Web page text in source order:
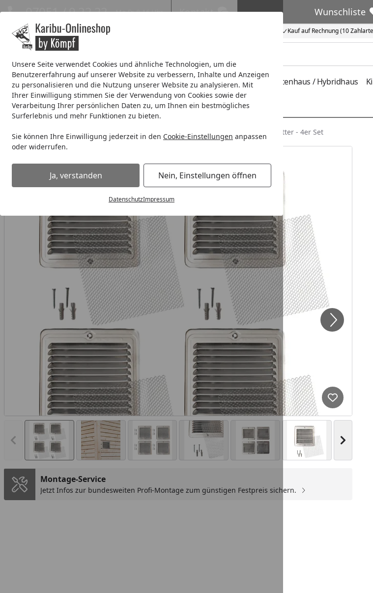
Unsere Seite verwendet Cookies und ähnliche Technologien, um die
Benutzererfahrung auf unserer Website zu verbessern, Inhalte und Anzeigen
zu personalisieren und die Nutzung unserer Website zu analysieren. Mit
Ihrer Einwilligung stimmen Sie der Verwendung von Cookies sowie der
Verarbeitung Ihrer persönlichen Daten zu, um Ihnen ein bestmögliches
Surferlebnis und mehr Funktionen zu bieten.
Sie können Ihre Einwilligung jederzeit in den Cookie-Einstellungen anpassen
oder widerrufen.
Ja, verstanden Nein, Einstellungen öffnen
DatenschutzImpressum
Eigene Montage-Teams Kauf auf Rechnung (10
07051 / 9 22 22 Mo-Fr. 8-16 Uhr Kontakt Wunschliste
Wunschliste
Systemhaus Blockbohlenhaus Gartenhäuser Expresslieferung Metallgartenhaus / Hybridhaus
Wellness % Sale %
Startseite
Lüftungsgitter für Gartenhäuser inkl. Befestigungsmaterial & Insektenschutzgitter - 4er Set
Vorheriges Bild anzeigen
Produkt
Montage-Service
Jetzt Infos zur bundesweiten Profi-Montage zum günstigen Festpreis sichern.